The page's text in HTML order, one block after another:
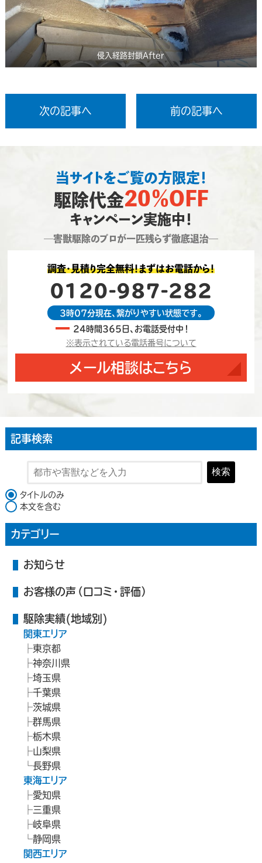
侵入経路封鎖After
次の記事へ 前の記事へ
当サイトをご覧の方限定！
駆除代金20％OFF
キャンペーン実施中！
―害獣駆除のプロが一匹残らず徹底退治―
調査・見積り完全無料！まずはお電話から！
0120-987-282
3時07分現在、繋がりやすい状態です。
24時間365日、お電話受付中！
※表示されている電話番号について
メール相談はこちら
記事検索
検索
検索対象
タイトルのみ
本文を含む
カテゴリー
お知らせ
お客様の声（口コミ・評価）
駆除実績(地域別)
関東エリア
東京都
神奈川県
埼玉県
千葉県
茨城県
群馬県
栃木県
山梨県
長野県
東海エリア
愛知県
三重県
岐阜県
静岡県
関西エリア